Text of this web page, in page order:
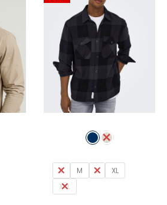
45,95€.
S M L
XL
XXL